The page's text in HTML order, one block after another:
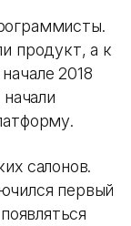
продукт, а к
2018
салонов.
первый